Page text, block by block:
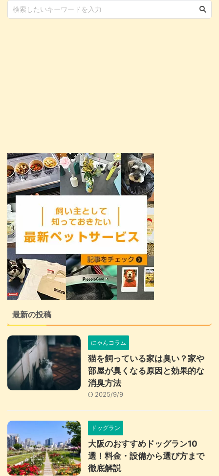
しつけを上手に行う具体的なヒン
トが満載です。 この記事の結論
犬期にとても大切になるしつけに
ついて解説しています。愛犬の楽
最新の投稿
にゃんコラム
猫を飼っている家は臭い？家や
部屋が臭くなる原因と効果的な
消臭方法
2025/9/9
ドッグラン
大阪のおすすめドッグラン10
選！料金・設備から選び方まで
徹底解説